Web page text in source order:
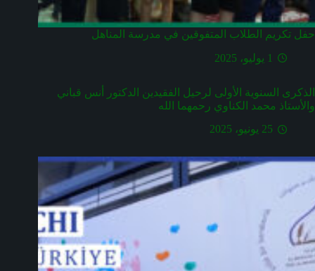
حفل تكريم الطلاب المتفوقين في مدرسة المناهل
1 يوليو، 2025
الذكرى السنوية الأولى لرحيل الفقيدين الدكتور أنس قباني
والأستاذ محمد الكناوي رحمهما الله
25 يونيو، 2025